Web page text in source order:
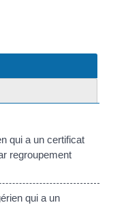
qui a un certificat
regroupement
qui a un